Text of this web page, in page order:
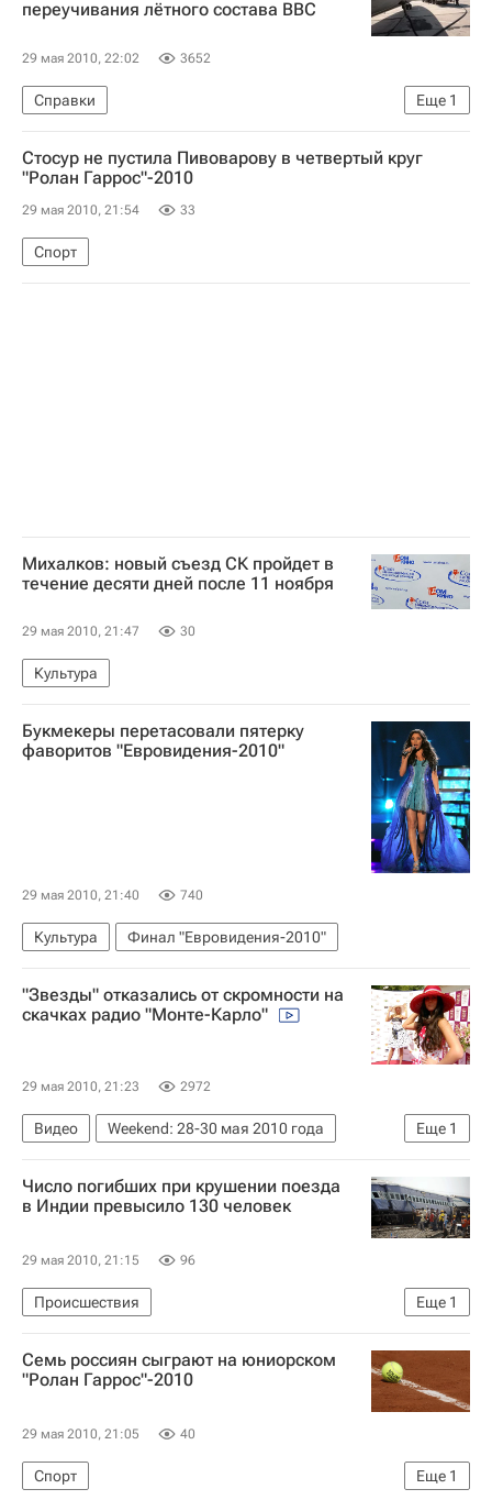
переучивания лётного состава ВВС
29 мая 2010, 22:02 3652
Еще 1
Справки
Падение самолета ЯК-130 в Липецке
Стосур не пустила Пивоварову в четвертый круг
"Ролан Гаррос"-2010
29 мая 2010, 21:54 33
Спорт
Михалков: новый съезд СК пройдет в
течение десяти дней после 11 ноября
29 мая 2010, 21:47 30
Культура
Букмекеры перетасовали пятерку
фаворитов "Евровидения-2010"
29 мая 2010, 21:40 740
Культура Финал "Евровидения-2010"
"Звезды" отказались от скромности на
скачках радио "Монте-Карло"
29 мая 2010, 21:23 2972
Еще 1
Видео
Weekend: 28-30 мая 2010 года
Культура - Видео
Число погибших при крушении поезда
в Индии превысило 130 человек
29 мая 2010, 21:15 96
Еще 1
Происшествия
Подрыв пассажирского поезда в Индии
Семь россиян сыграют на юниорском
"Ролан Гаррос"-2010
29 мая 2010, 21:05 40
Еще 1
Спорт